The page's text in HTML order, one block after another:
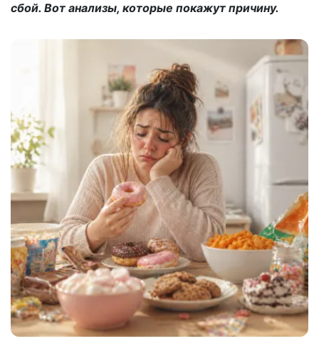
сбой. Вот анализы, которые покажут причину.